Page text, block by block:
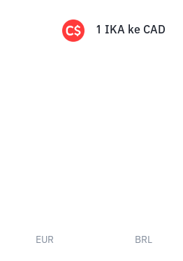
1 IKA ke CAD
EUR BRL